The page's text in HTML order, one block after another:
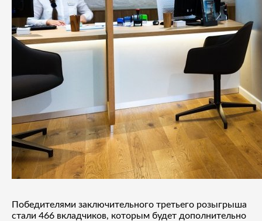
Победителями заключительного третьего розыгрыша
стали 466 вкладчиков, которым будет дополнительно